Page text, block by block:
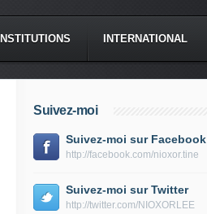
INSTITUTIONS INTERNATIONAL
Suivez-moi
Suivez-moi sur Facebook
http://facebook.com/nioxor.tine
Suivez-moi sur Twitter
http://twitter.com/NIOXORLEE